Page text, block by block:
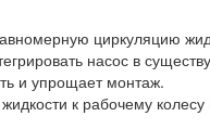
циркуляцию
насос в
и упрощает монтаж.
к рабочему